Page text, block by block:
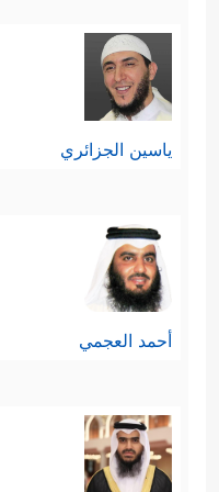
الطبيعية يظهره
له، مع تضمُّنه
الآخرون عن
القوانين
هذه
كقانون
ثالثًا: نعم الله
ياسين الجزائري
أحمد العجمي